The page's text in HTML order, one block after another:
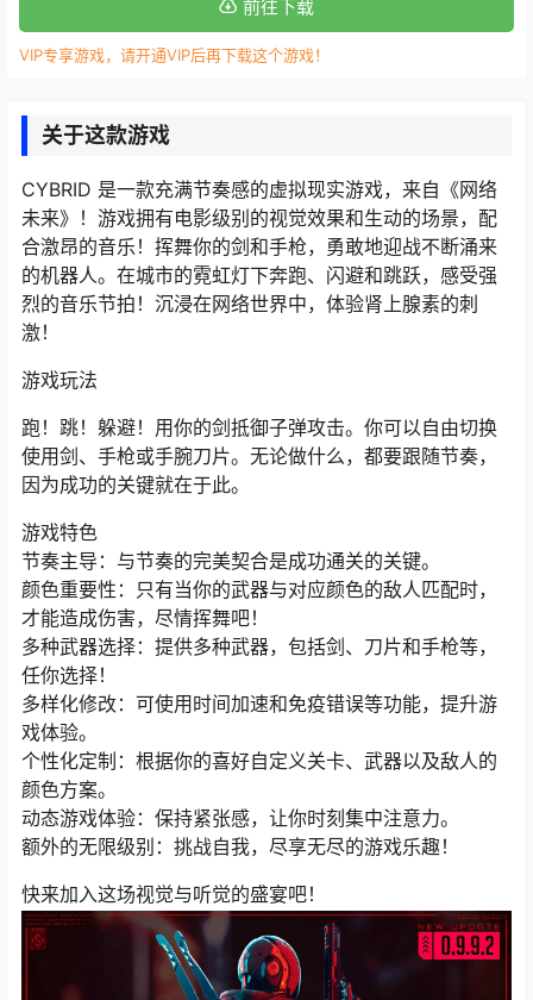
前往下载
VIP专享游戏，请开通VIP后再下载这个游戏！
关于这款游戏
CYBRID 是一款充满节奏感的虚拟现实游戏，来自《网络
未来》！游戏拥有电影级别的视觉效果和生动的场景，配
合激昂的音乐！挥舞你的剑和手枪，勇敢地迎战不断涌来
的机器人。在城市的霓虹灯下奔跑、闪避和跳跃，感受强
烈的音乐节拍！沉浸在网络世界中，体验肾上腺素的刺
激！
游戏玩法
跑！跳！躲避！用你的剑抵御子弹攻击。你可以自由切换
使用剑、手枪或手腕刀片。无论做什么，都要跟随节奏，
因为成功的关键就在于此。
游戏特色
节奏主导：与节奏的完美契合是成功通关的关键。
颜色重要性：只有当你的武器与对应颜色的敌人匹配时，
才能造成伤害，尽情挥舞吧！
多种武器选择：提供多种武器，包括剑、刀片和手枪等，
任你选择！
多样化修改：可使用时间加速和免疫错误等功能，提升游
戏体验。
个性化定制：根据你的喜好自定义关卡、武器以及敌人的
颜色方案。
动态游戏体验：保持紧张感，让你时刻集中注意力。
额外的无限级别：挑战自我，尽享无尽的游戏乐趣！
快来加入这场视觉与听觉的盛宴吧！